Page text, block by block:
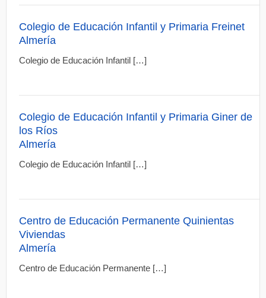
Colegio de Educación Infantil y Primaria Freinet
Almería
Colegio de Educación Infantil […]
Colegio de Educación Infantil y Primaria Giner de
los Ríos
Almería
Colegio de Educación Infantil […]
Centro de Educación Permanente Quinientas
Viviendas
Almería
Centro de Educación Permanente […]